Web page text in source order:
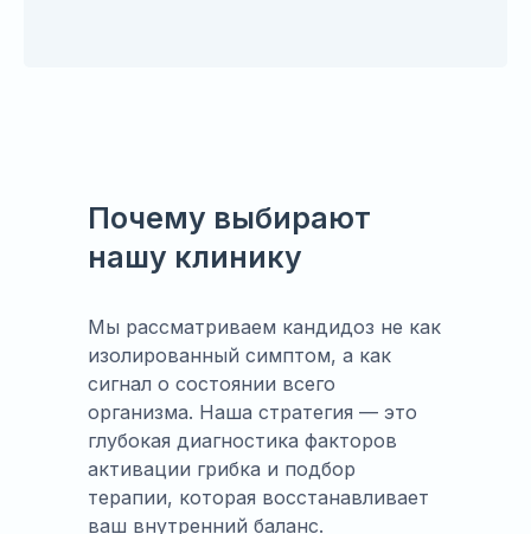
Почему выбирают
нашу клинику
Мы рассматриваем кандидоз не как
изолированный симптом, а как
сигнал о состоянии всего
организма. Наша стратегия — это
глубокая диагностика факторов
активации грибка и подбор
терапии, которая восстанавливает
ваш внутренний баланс.